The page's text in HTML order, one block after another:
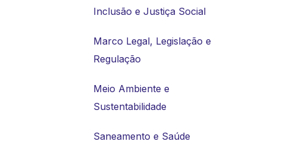
Inclusão e Justiça Social
Marco Legal, Legislação e
Regulação
Meio Ambiente e
Sustentabilidade
Saneamento e Saúde